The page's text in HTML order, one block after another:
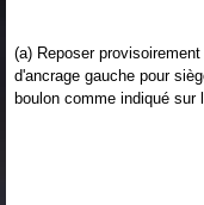
(a) Reposer
d'ancrage gauche pour
boulon comme indiqué sur